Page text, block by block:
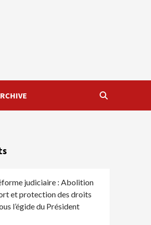
judiciaire : Abolition
et protection des droits
l’égide du Président